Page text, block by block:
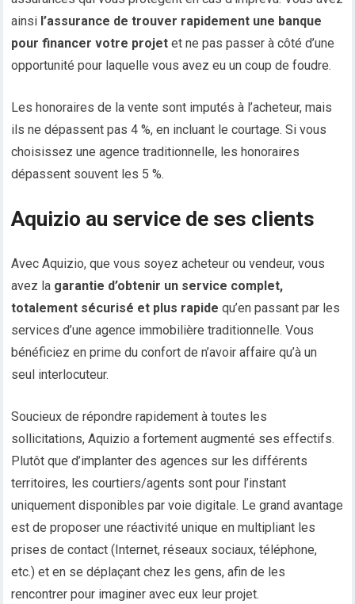
ainsi l’assurance de trouver rapidement une banque
pour financer votre projet et ne pas passer à côté d’une
opportunité pour laquelle vous avez eu un coup de foudre.
Les honoraires de la vente sont imputés à l’acheteur, mais
ils ne dépassent pas 4 %, en incluant le courtage. Si vous
choisissez une agence traditionnelle, les honoraires
dépassent souvent les 5 %.
Aquizio au service de ses clients
Avec Aquizio, que vous soyez acheteur ou vendeur, vous
avez la garantie d’obtenir un service complet,
totalement sécurisé et plus rapide qu’en passant par les
services d’une agence immobilière traditionnelle. Vous
bénéficiez en prime du confort de n’avoir affaire qu’à un
seul interlocuteur.
Soucieux de répondre rapidement à toutes les
sollicitations, Aquizio a fortement augmenté ses effectifs.
Plutôt que d’implanter des agences sur les différents
territoires, les courtiers/agents sont pour l’instant
uniquement disponibles par voie digitale. Le grand avantage
est de proposer une réactivité unique en multipliant les
prises de contact (Internet, réseaux sociaux, téléphone,
etc.) et en se déplaçant chez les gens, afin de les
rencontrer pour imaginer avec eux leur projet.